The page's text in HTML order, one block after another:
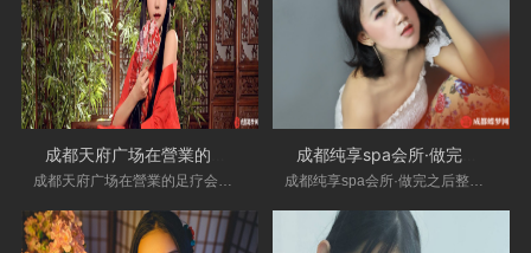
成都天府广场在營業的足疗会所门店,技师的手法 成都纯享spa会所·做完之后整个人都轻松了很多，